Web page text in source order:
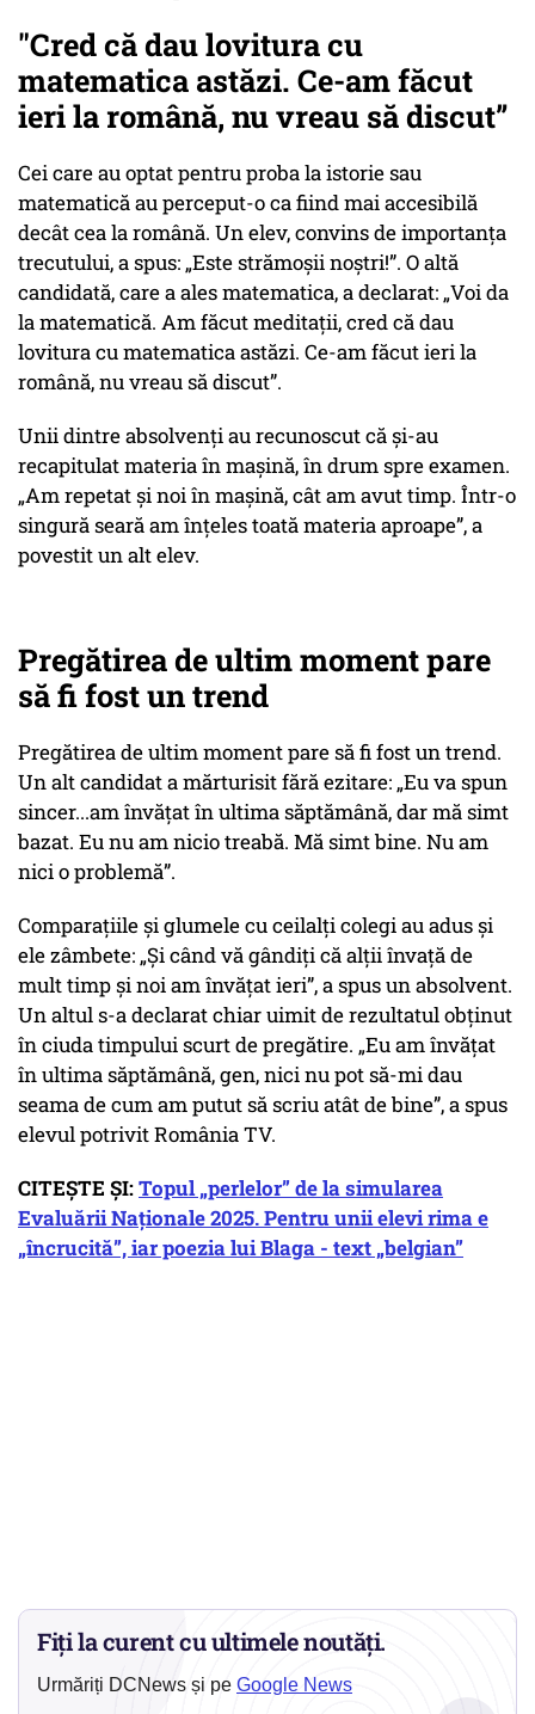
"Cred că dau lovitura cu
matematica astăzi. Ce-am făcut
ieri la română, nu vreau să discut”
Cei care au optat pentru proba la istorie sau
matematică au perceput-o ca fiind mai accesibilă
decât cea la română. Un elev, convins de importanța
trecutului, a spus: „Este strămoșii noștri!”. O altă
candidată, care a ales matematica, a declarat: „Voi da
la matematică. Am făcut meditații, cred că dau
lovitura cu matematica astăzi. Ce-am făcut ieri la
română, nu vreau să discut”.
Unii dintre absolvenți au recunoscut că și-au
recapitulat materia în mașină, în drum spre examen.
„Am repetat și noi în mașină, cât am avut timp. Într-o
singură seară am înțeles toată materia aproape”, a
povestit un alt elev.
Pregătirea de ultim moment pare
să fi fost un trend
Pregătirea de ultim moment pare să fi fost un trend.
Un alt candidat a mărturisit fără ezitare: „Eu va spun
sincer...am învățat în ultima săptămână, dar mă simt
bazat. Eu nu am nicio treabă. Mă simt bine. Nu am
nici o problemă”.
Comparațiile și glumele cu ceilalți colegi au adus și
ele zâmbete: „Și când vă gândiți că alții învață de
mult timp și noi am învățat ieri”, a spus un absolvent.
Un altul s-a declarat chiar uimit de rezultatul obținut
în ciuda timpului scurt de pregătire. „Eu am învățat
în ultima săptămână, gen, nici nu pot să-mi dau
seama de cum am putut să scriu atât de bine”, a spus
elevul potrivit România TV.
CITEȘTE ȘI:Topul „perlelor” de la simularea
Evaluării Naționale 2025. Pentru unii elevi rima e
„încrucită”, iar poezia lui Blaga - text „belgian”
Fiți la curent cu ultimele noutăți.
Urmăriți DCNews și pe Google News